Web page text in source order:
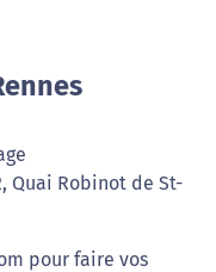
Quai Robinot de St-
pour faire vos